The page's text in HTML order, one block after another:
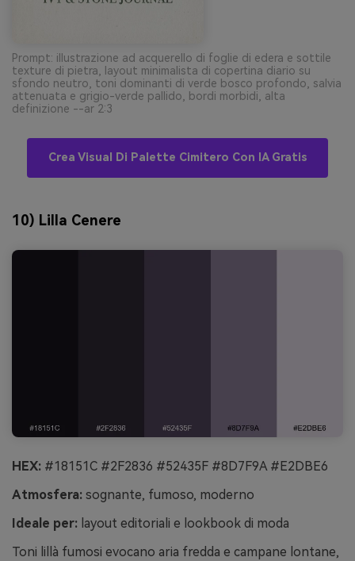
Prompt: illustrazione ad acquerello di foglie di edera e sottile
texture di pietra, layout minimalista di copertina diario su
sfondo neutro, toni dominanti di verde bosco profondo, salvia
attenuata e grigio-verde pallido, bordi morbidi, alta
definizione --ar 2:3
Crea Visual Di Palette Cimitero Con IA Gratis
10) Lilla Cenere
HEX: #18151C #2F2836 #52435F #8D7F9A #E2DBE6
Atmosfera: sognante, fumoso, moderno
Ideale per: layout editoriali e lookbook di moda
Toni lillà fumosi evocano aria fredda e campane lontane,